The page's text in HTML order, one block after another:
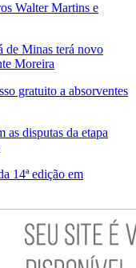
Walter Martins e
de Minas terá novo
Moreira
gratuito a absorventes
as disputas da etapa
14ª edição em